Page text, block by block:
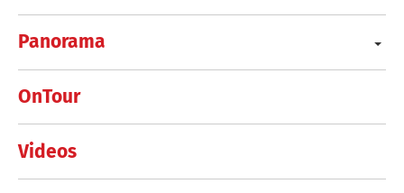
Panorama
OnTour
Videos